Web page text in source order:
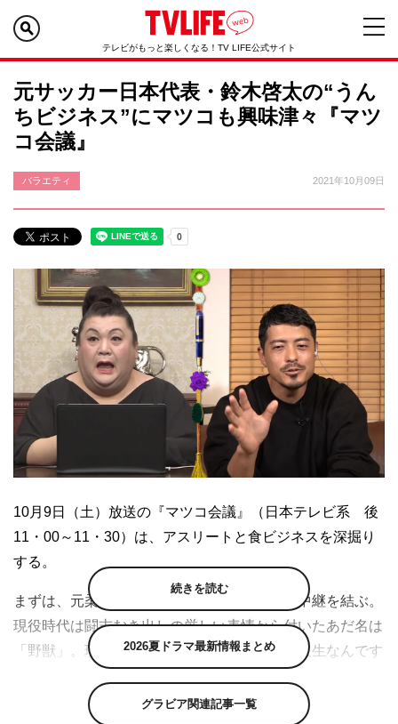
テレビがもっと楽しくなる！TV LIFE公式サイト
元サッカー日本代表・鈴木啓太の“うん
ちビジネス”にマツコも興味津々『マツ
コ会議』
バラエティ 2021年10月09日
10月9日（土）放送の『マツコ会議』（日本テレビ系 後
11・00～11・30）は、アスリートと食ビジネスを深掘り
する。
まずは、元柔道金メダリストの松本薫さんと中継を結ぶ。
現役時代は闘志むき出しの厳しい表情から付いたあだ名は
「野獣」。現役引退後の記者会見で「第二の人生なんです
現在でも、毎日お店に出勤してはアイスの製造から新商品
続きを読む
2026夏ドラマ最新情報まとめ
グラビア関連記事一覧